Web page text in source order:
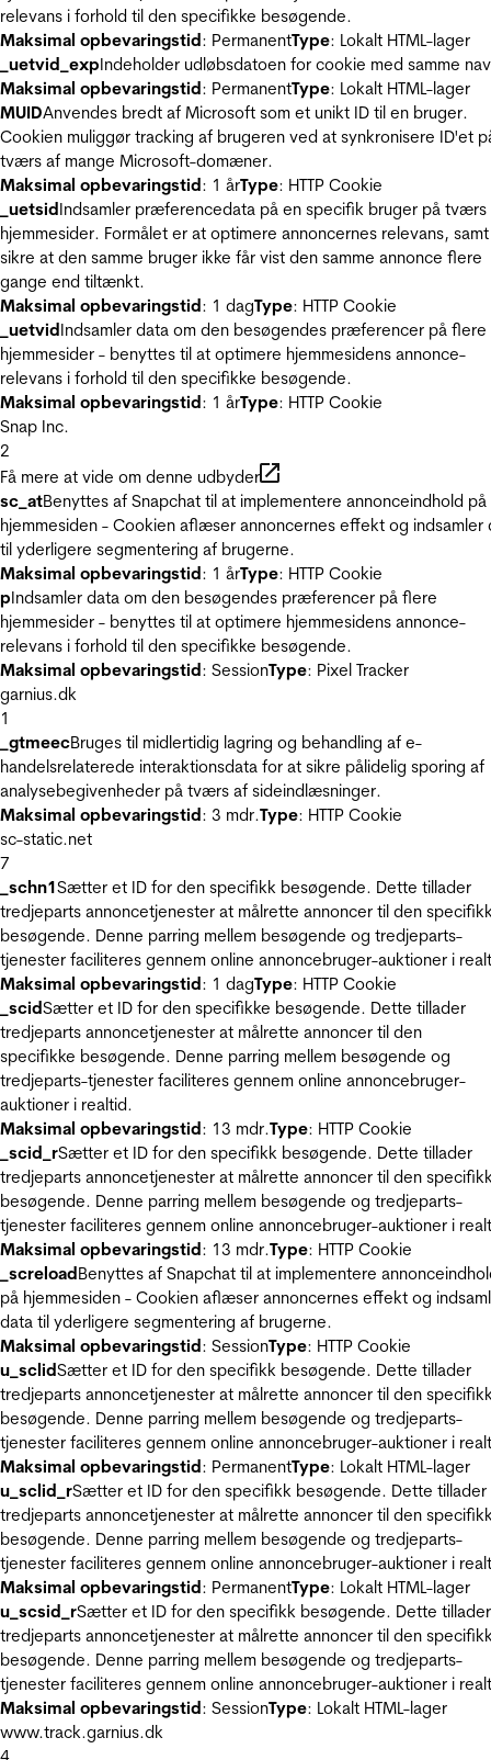
relevans i forhold til den specifikke besøgende.
Maksimal opbevaringstid: PermanentType: Lokalt HTML-lager
_uetvid_expIndeholder udløbsdatoen for cookie med samme
Maksimal opbevaringstid: PermanentType: Lokalt HTML-lager
MUIDAnvendes bredt af Microsoft som et unikt ID til en bruger.
Cookien muliggør tracking af brugeren ved at synkronisere ID'et
tværs af mange Microsoft-domæner.
Maksimal opbevaringstid: 1 årType: HTTP Cookie
_uetsidIndsamler præferencedata på en specifik bruger på tværs
hjemmesider. Formålet er at optimere annoncernes relevans, samt
sikre at den samme bruger ikke får vist den samme annonce flere
gange end tiltænkt.
Maksimal opbevaringstid: 1 dagType: HTTP Cookie
_uetvidIndsamler data om den besøgendes præferencer på flere
hjemmesider - benyttes til at optimere hjemmesidens annonce-
relevans i forhold til den specifikke besøgende.
Maksimal opbevaringstid: 1 årType: HTTP Cookie
Snap Inc.
2
Få mere at vide om denne udbyder
sc_atBenyttes af Snapchat til at implementere annonceindhold på
hjemmesiden - Cookien aflæser annoncernes effekt og indsamler
til yderligere segmentering af brugerne.
Maksimal opbevaringstid: 1 årType: HTTP Cookie
pIndsamler data om den besøgendes præferencer på flere
hjemmesider - benyttes til at optimere hjemmesidens annonce-
relevans i forhold til den specifikke besøgende.
Maksimal opbevaringstid: SessionType: Pixel Tracker
garnius.dk
1
_gtmeecBruges til midlertidig lagring og behandling af e-
handelsrelaterede interaktionsdata for at sikre pålidelig sporing af
analysebegivenheder på tværs af sideindlæsninger.
Maksimal opbevaringstid: 3 mdr.Type: HTTP Cookie
sc-static.net
7
_schn1Sætter et ID for den specifikk besøgende. Dette tillader
tredjeparts annoncetjenester at målrette annoncer til den
besøgende. Denne parring mellem besøgende og tredjeparts-
tjenester faciliteres gennem online annoncebruger-auktioner i
Maksimal opbevaringstid: 1 dagType: HTTP Cookie
_scidSætter et ID for den specifikke besøgende. Dette tillader
tredjeparts annoncetjenester at målrette annoncer til den
specifikke besøgende. Denne parring mellem besøgende og
tredjeparts-tjenester faciliteres gennem online annoncebruger-
auktioner i realtid.
Maksimal opbevaringstid: 13 mdr.Type: HTTP Cookie
_scid_rSætter et ID for den specifikk besøgende. Dette tillader
tredjeparts annoncetjenester at målrette annoncer til den
besøgende. Denne parring mellem besøgende og tredjeparts-
tjenester faciliteres gennem online annoncebruger-auktioner i
Maksimal opbevaringstid: 13 mdr.Type: HTTP Cookie
_screloadBenyttes af Snapchat til at implementere
på hjemmesiden - Cookien aflæser annoncernes effekt og
data til yderligere segmentering af brugerne.
Maksimal opbevaringstid: SessionType: HTTP Cookie
u_sclidSætter et ID for den specifikk besøgende. Dette tillader
tredjeparts annoncetjenester at målrette annoncer til den
besøgende. Denne parring mellem besøgende og tredjeparts-
tjenester faciliteres gennem online annoncebruger-auktioner i
Maksimal opbevaringstid: PermanentType: Lokalt HTML-lager
u_sclid_rSætter et ID for den specifikk besøgende. Dette tillader
tredjeparts annoncetjenester at målrette annoncer til den
besøgende. Denne parring mellem besøgende og tredjeparts-
tjenester faciliteres gennem online annoncebruger-auktioner i
Maksimal opbevaringstid: PermanentType: Lokalt HTML-lager
u_scsid_rSætter et ID for den specifikk besøgende. Dette tillader
tredjeparts annoncetjenester at målrette annoncer til den
besøgende. Denne parring mellem besøgende og tredjeparts-
tjenester faciliteres gennem online annoncebruger-auktioner i
Maksimal opbevaringstid: SessionType: Lokalt HTML-lager
www.track.garnius.dk